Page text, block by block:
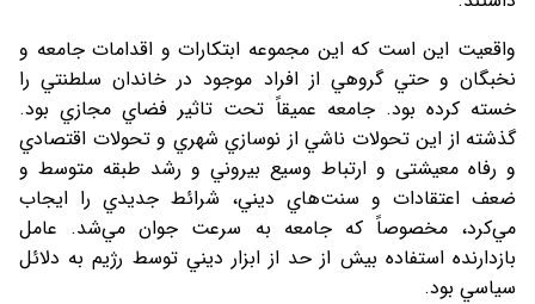
واقعيت اين است كه اين مجموعه ابتكارات و اقدامات جامعه و
نخبگان و حتي گروهي از افراد موجود در خاندان سلطنتي را
خسته كرده بود. جامعه عميقاً تحت تاثير فضاي مجازي بود.
گذشته از اين تحولات ناشي از نوسازي شهري و تحولات اقتصادي
و رفاه معیشتی و ارتباط وسيع بيروني و رشد طبقه متوسط و
ضعف اعتقادات و سنت‌هاي ديني، شرائط جديدي را ايجاب
مي‌كرد، مخصوصاً كه جامعه به سرعت جوان مي‌شد. عامل
بازدارنده استفاده بيش از حد از ابزار ديني توسط رژيم به دلائل
سياسي بود.